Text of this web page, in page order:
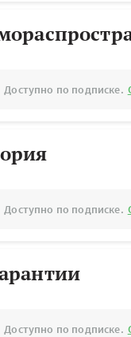
Доступно по подписке.
Доступно по подписке.
Доступно по подписке.